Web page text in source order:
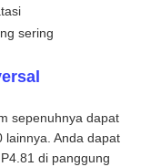
sering
sepenuhnya dapat
lainnya. Anda dapat
di panggung